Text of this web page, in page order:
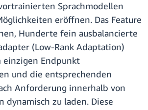
Sprachmodellen
eröffnen. Das Feature
Hunderte fein ausbalancierte
(Low-Rank Adaptation)
Endpunkt
und die entsprechenden
Anforderung innerhalb von
dynamisch zu laden. Diese